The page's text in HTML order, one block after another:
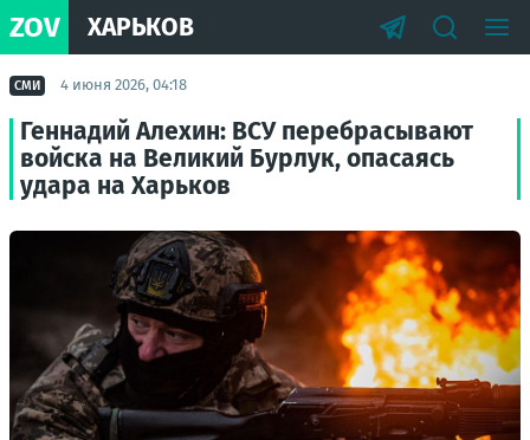
ZOV ХАРЬКОВ
СМИ 4 июня 2026, 04:18
Геннадий Алехин: ВСУ перебрасывают
войска на Великий Бурлук, опасаясь
удара на Харьков